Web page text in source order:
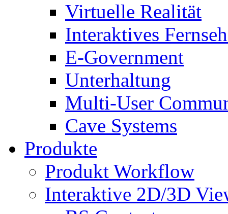
Virtuelle Realität
Interaktives
E-Government
Unterhaltung
Multi-User
Cave Systems
Produkte
Produkt Workflow
Interaktive 2D/3D